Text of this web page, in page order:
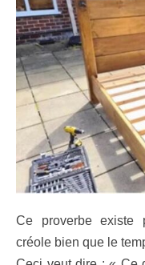
Ce proverbe existe
créole bien que le